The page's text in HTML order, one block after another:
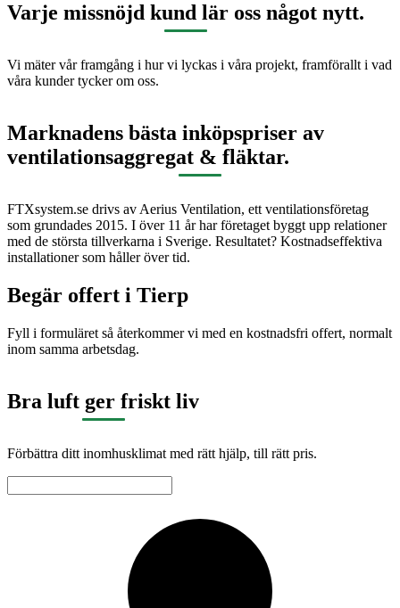
Varje missnöjd kund lär oss något nytt.
Vi mäter vår framgång i hur vi lyckas i våra projekt, framförallt i vad
våra kunder tycker om oss.
Marknadens bästa inköpspriser av
ventilationsaggregat & fläktar.
FTXsystem.se drivs av Aerius Ventilation, ett ventilationsföretag
som grundades 2015. I över 11 år har företaget byggt upp relationer
med de största tillverkarna i Sverige. Resultatet? Kostnadseffektiva
installationer som håller över tid.
Begär offert i Tierp
Fyll i formuläret så återkommer vi med en kostnadsfri offert, normalt
inom samma arbetsdag.
Bra luft ger friskt liv
Förbättra ditt inomhusklimat med rätt hjälp, till rätt pris.